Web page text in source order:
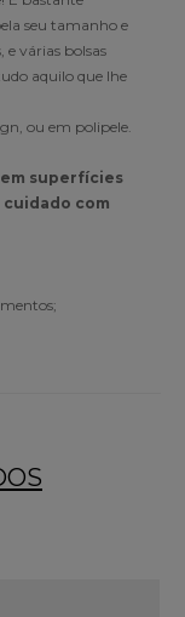
seu tamanho e
várias bolsas
aquilo que lhe
ou em polipele.
em superfícies
cuidado com